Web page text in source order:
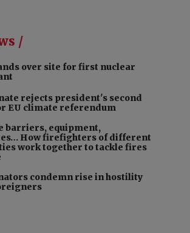
/
over site for first nuclear
rejects president's second
EU climate referendum
barriers, equipment,
How firefighters of different
work together to tackle fires
condemn rise in hostility